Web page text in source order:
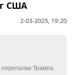
США
2-03-2025, 19:20